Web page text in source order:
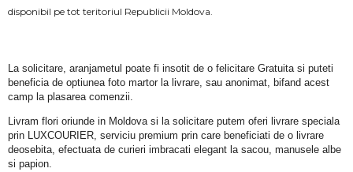
disponibil pe tot teritoriul Republicii Moldova.
La solicitare, aranjametul poate fi insotit de o felicitare Gratuita si puteti
beneficia de optiunea foto martor la livrare, sau anonimat, bifand acest
camp la plasarea comenzii.
Livram flori oriunde in Moldova si la solicitare putem oferi livrare speciala
prin LUXCOURIER, serviciu premium prin care beneficiati de o livrare
deosebita, efectuata de curieri imbracati elegant la sacou, manusele albe
si papion.